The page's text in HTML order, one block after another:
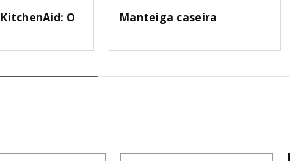
O
Manteiga caseira